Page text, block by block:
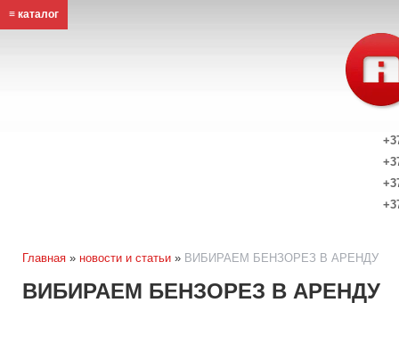
≡ каталог
Главная » новости и статьи » ВИБИРАЕМ БЕНЗОРЕЗ В АРЕНДУ
ВИБИРАЕМ БЕНЗОРЕЗ В АРЕНДУ